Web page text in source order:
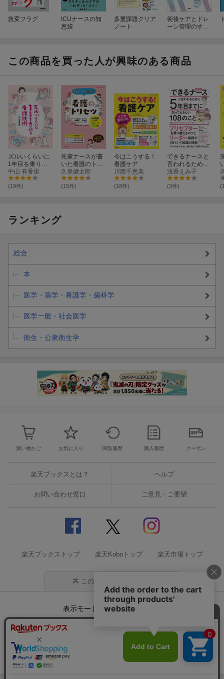
急変フラグ
ICUナースの知
恵袋
多重課題クリア
ノート
術後ケアとドレ
ーン管理のすべ
この商品を買った人が興味のある商品
ズルいくらいに
1年目を乗り切
る看護技術
中山 有香里
(19件)
先輩ナースが書
いた看護のトリ
セツ
久保健太郎
(15件)
今はこうする！
看護ケア
川西千恵美
(18件)
できるナースと
言われるために
5年目までに知
っておきたい10
8のこと
浅香えみ子
(3件)
ランキング
総合
本
医学・薬学・看護学・歯科学
医学一般・社会医学
衛生・公衆衛生学
買い物かご お気に入り 閲覧履歴 購入履歴 クーポン
楽天ブックスとは？ ヘルプ
お問い合わせ窓口 ご意見・ご要望
楽天ブックストップ 楽天Koboトップ 楽天市場トップ
このページの先頭に戻る
表示モード モバイル
企業情報 個人情報保護方針